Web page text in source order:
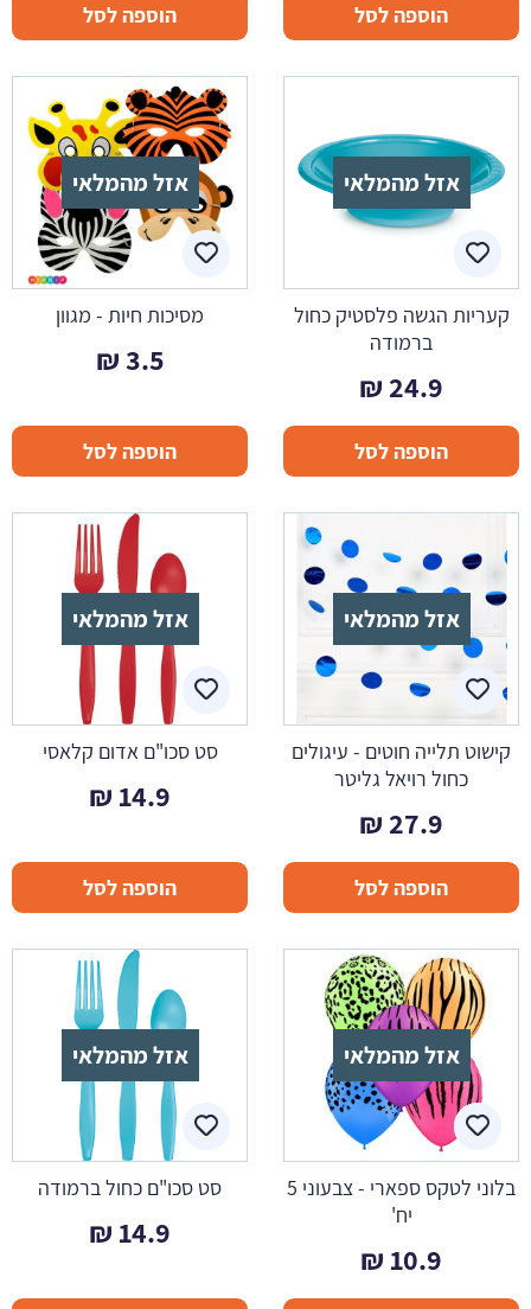
הוספה לסל הוספה לסל
אזל מהמלאי
קעריות הגשה פלסטיק כחול
ברמודה
24.9
₪
הוספה לסל
אזל מהמלאי
מסיכות חיות - מגוון
3.5
₪
הוספה לסל
אזל מהמלאי
קישוט תלייה חוטים - עיגולים
כחול רויאל גליטר
27.9
₪
הוספה לסל
אזל מהמלאי
סט סכו"ם אדום קלאסי
14.9
₪
הוספה לסל
אזל מהמלאי
בלוני לטקס ספארי - צבעוני 5
יח'
10.9
₪
אזל מהמלאי
סט סכו"ם כחול ברמודה
14.9
₪